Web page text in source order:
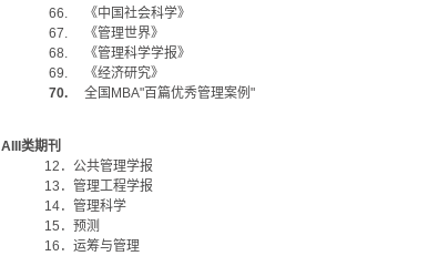
66.
《中国社会科学》
67.
《管理世界》
68.
《管理科学学报》
69.
《经济研究》
70.
全国 MBA"百篇优秀管理案例"
AIII类期刊
12 ．公共管理学报
13 ．管理工程学报
14．管理科学
15 ．预测
16 ．运筹与管理